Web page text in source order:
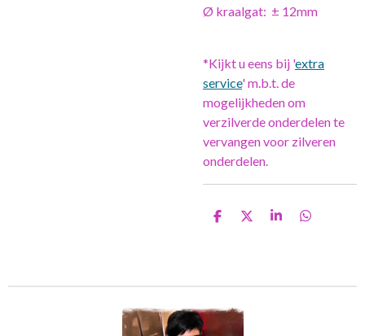
Ø kraalgat: ± 12mm
*Kijkt u eens bij 'extra
service' m.b.t. de
mogelijkheden om
verzilverde onderdelen te
vervangen voor zilveren
onderdelen.
D
D
S
D